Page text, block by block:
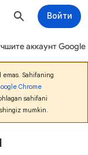
Войти
аккаунт Google
Sahifaning
Chrome
sahifani
mumkin.